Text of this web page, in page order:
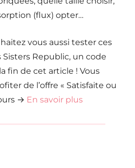
(flux) opter…
vous aussi tester ces
Republic, un code
fin de cet article ! Vous
de l’offre « Satisfaite ou
→ En savoir plus